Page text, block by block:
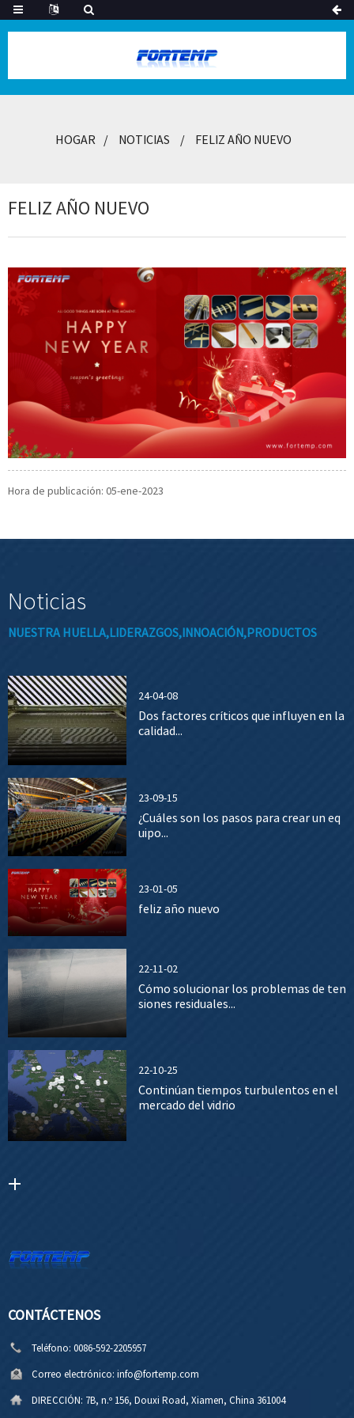
HOGAR NOTICIAS FELIZ AÑO NUEVO
FELIZ AÑO NUEVO
Hora de publicación: 05-ene-2023
Noticias
NUESTRA HUELLA,LIDERAZGOS,INNOACIÓN,PRODUCTOS
24-04-08
Dos factores críticos que influyen en la
calidad...
23-09-15
¿Cuáles son los pasos para crear un eq
uipo...
23-01-05
feliz año nuevo
22-11-02
Cómo solucionar los problemas de ten
siones residuales...
22-10-25
Continúan tiempos turbulentos en el
mercado del vidrio
CONTÁCTENOS
Teléfono: 0086-592-2205957
Correo electrónico: info@fortemp.com
DIRECCIÓN: 7B, n.º 156, Douxi Road, Xiamen, China 361004